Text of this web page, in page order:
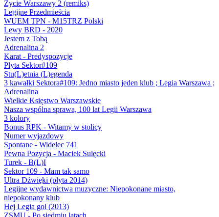
Życie Warszawy 2 (remiks)
Legijne Przedmieścia
WUEM TPN - M15TRZ Polski
Lewy BRD - 2020
Jestem z Tobą
Adrenalina 2
Karat - Predyspozycje
Płyta Sektor#109
Stu(L)etnia (L)egenda
3 kawałki Sektora#109: Jedno miasto jeden klub ; Legia Warszawa ;
Adrenalina
Wielkie Księstwo Warszawskie
Nasza wspólna sprawa, 100 lat Legii Warszawa
3 kolory
Bonus RPK - Witamy w stolicy
Numer wyjazdowy
Spontane - Widelec 741
Pewna Pozycja - Maciek Sulęcki
Turek - B(L)I
Sektor 109 - Mam tak samo
Ultra Dźwięki (płyta 2014)
Legijne wydawnictwa muzyczne: Niepokonane miasto,
niepokonany klub
Hej Legia gol (2013)